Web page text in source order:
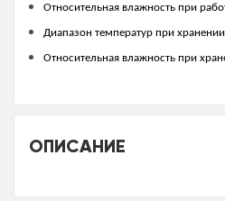
Относительная влажность при
Диапазон температур при
Относительная влажность при
ОПИСАНИЕ